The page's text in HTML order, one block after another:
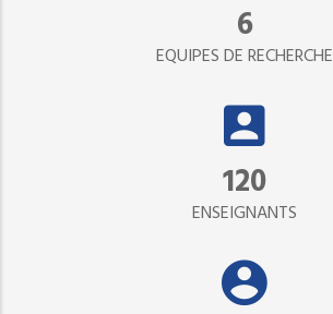
6
EQUIPES DE RECHERCHE
120
ENSEIGNANTS